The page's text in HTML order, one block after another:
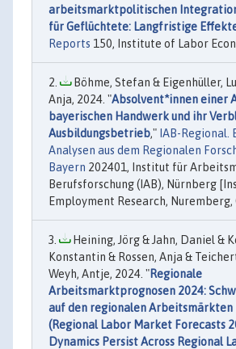
arbeitsmarktpolitischen
für Geflüchtete: Langfristige
Reports 150, Institute of Labor
Böhme, Stefan & Eigenhüller,
Anja, 2024. "Absolvent*innen einer
bayerischen Handwerk und ihr
Ausbildungsbetrieb," IAB-Regional.
Analysen aus dem Regionalen
Bayern 202401, Institut für
Berufsforschung (IAB), Nürnberg
Employment Research, Nuremberg,
Heining, Jörg & Jahn, Daniel &
Konstantin & Rossen, Anja &
Weyh, Antje, 2024. "Regionale
Arbeitsmarktprognosen 2024:
auf den regionalen Arbeitsmärkten
(Regional Labor Market Forecasts
Dynamics Persist Across Regional